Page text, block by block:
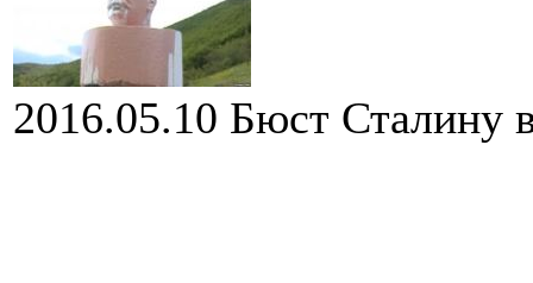
2016.05.10 Бюст Сталину